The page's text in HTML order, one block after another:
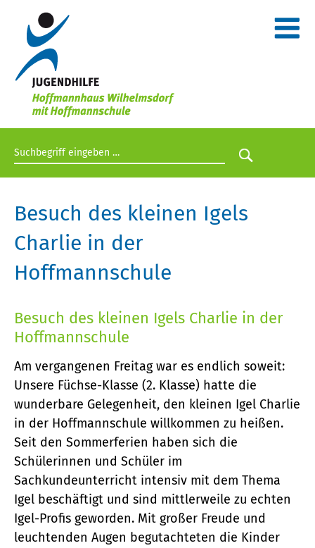
Suchbegriff eingeben
Suche
Besuch des kleinen Igels
Charlie in der
Hoffmannschule
Besuch des kleinen Igels Charlie in der
Hoffmannschule
Am vergangenen Freitag war es endlich soweit:
Unsere Füchse-Klasse (2. Klasse) hatte die
wunderbare Gelegenheit, den kleinen Igel Charlie
in der Hoffmannschule willkommen zu heißen.
Seit den Sommerferien haben sich die
Schülerinnen und Schüler im
Sachkundeunterricht intensiv mit dem Thema
Igel beschäftigt und sind mittlerweile zu echten
Igel-Profis geworden. Mit großer Freude und
leuchtenden Augen begutachteten die Kinder